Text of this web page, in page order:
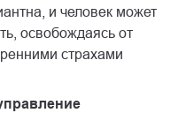
и человек может
освобождаясь от
страхами